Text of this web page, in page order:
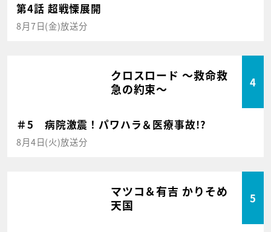
第4話 超戦慄展開
8月7日(金)放送分
クロスロード ～救命救
急の約束～
4
＃5 病院激震！パワハラ＆医療事故!?
8月4日(火)放送分
マツコ＆有吉 かりそめ
天国
5